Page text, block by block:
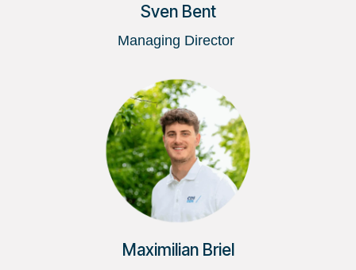
Sven Bent
Managing Director
Maximilian Briel